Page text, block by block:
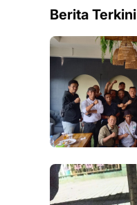
Berita Terkini
KRIMINAL